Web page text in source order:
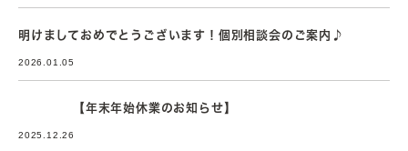
明けましておめでとうございます！個別相談会のご案内♪
2026.01.05
【年末年始休業のお知らせ】
2025.12.26